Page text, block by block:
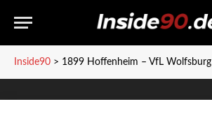
Inside90 > 1899 Hoffenheim – VfL Wolfsburg